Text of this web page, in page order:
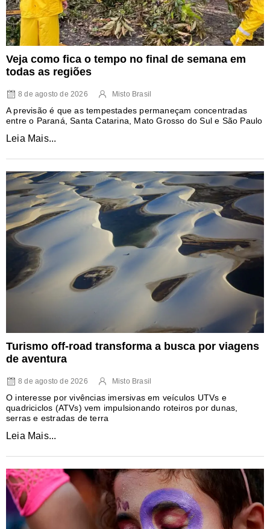
Veja como fica o tempo no final de semana em
todas as regiões
8 de agosto de 2026 Misto Brasil
A previsão é que as tempestades permaneçam concentradas
entre o Paraná, Santa Catarina, Mato Grosso do Sul e São Paulo
Leia Mais...
Turismo off-road transforma a busca por viagens
de aventura
8 de agosto de 2026 Misto Brasil
O interesse por vivências imersivas em veículos UTVs e
quadriciclos (ATVs) vem impulsionando roteiros por dunas,
serras e estradas de terra
Leia Mais...